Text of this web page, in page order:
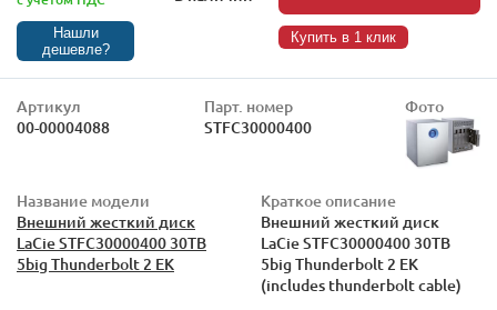
Нашли
дешевле?
Купить в 1 клик
Артикул
00-00004088
Парт. номер
STFC30000400
Фото
Название модели
Внешний жесткий диск
LaCie STFC30000400 30TB
5big Thunderbolt 2 EK
Краткое описание
Внешний жесткий диск
LaCie STFC30000400 30TB
5big Thunderbolt 2 EK
(includes thunderbolt cable)